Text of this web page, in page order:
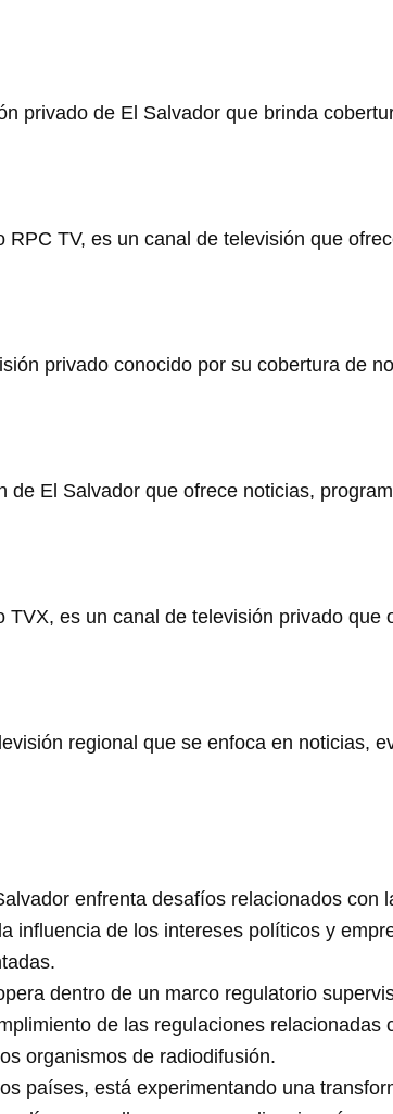
privado de El Salvador que brinda
RPC TV, es un canal de televisión que
privado conocido por su cobertura de
de El Salvador que ofrece noticias,
TVX, es un canal de televisión privado
regional que se enfoca en noticias,
enfrenta desafíos relacionados con
influencia de los intereses políticos y
dentro de un marco regulatorio
de las regulaciones relacionadas
organismos de radiodifusión.
países, está experimentando una